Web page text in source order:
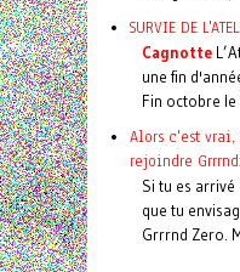
SURVIE DE
Cagnotte
une fin
Fin octobre le
Alors c'est
rejoindre
Si tu es
que tu
Grrrnd Zero.